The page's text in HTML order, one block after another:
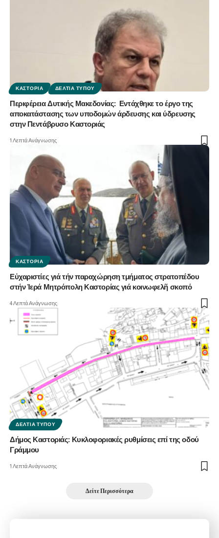
ΚΑΣΤΟΡΙΆ ΔΕΛΤΊΑ ΤΎΠΟΥ
Περιφέρεια Δυτικής Μακεδονίας: Εντάχθηκε το έργο της
αποκατάστασης των υποδομών άρδευσης και ύδρευσης
στην Πεντάβρυσο Καστοριάς
1 Λεπτά Ανάγνωσης
ΚΑΣΤΟΡΙΆ
Εὐχαριστίες γιά τήν παραχώρηση τμήματος στρατοπέδου
στήν Ἱερά Μητρόπολη Καστορίας γιά κοινωφελῆ σκοπό
4 Λεπτά Ανάγνωσης
ΔΕΛΤΊΑ ΤΎΠΟΥ
Δήμος Καστοριάς: Κυκλοφοριακές ρυθμίσεις επί της οδού
Γράμμου
1 Λεπτά Ανάγνωσης
Δείτε Περισσότερα